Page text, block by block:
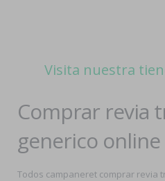
Visita nuestra
Comprar revia
generico online
Todos campaneret comprar revia